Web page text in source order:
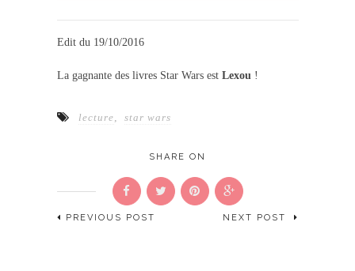
Edit du 19/10/2016
La gagnante des livres Star Wars est Lexou!
lecture, star wars
SHARE ON
PREVIOUS POST NEXT POST